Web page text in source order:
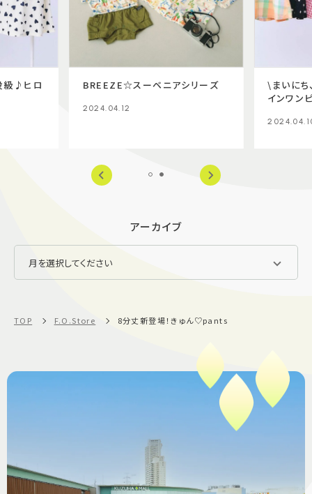
級♪ヒロ BREEZE☆スーベニアシリーズ
2024.04.12
\まいに
インワン
アーカイブ
TOP F.O.Store 8分丈新登場！きゅん♡pants